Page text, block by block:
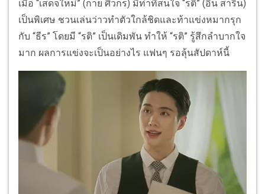
เมื่อ “เสด็จใหม่” (กาย ศิวกร) มีท่าทีสนใจ “รติ” (อิน สาริน)
เป็นพิเศษ ชวนเล่นว่าวทำตัวใกล้ชิดและท้าแข่งหมากรุก
กับ “ธีร” โดยมี “รติ” เป็นเดิมพัน ทำให้ “รติ” รู้สึกลำบากใจ
มาก ผลการแข่งจะเป็นอย่างไร แฟนๆ รอลุ้นสัปดาห์นี้